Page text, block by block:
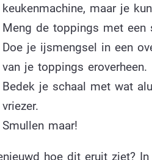
keukenmachine, maar je
Meng de toppings met een
Doe je ijsmengsel in een
van je toppings eroverheen.
Bedek je schaal met wat
vriezer.
Smullen maar!
hoe dit eruit ziet?